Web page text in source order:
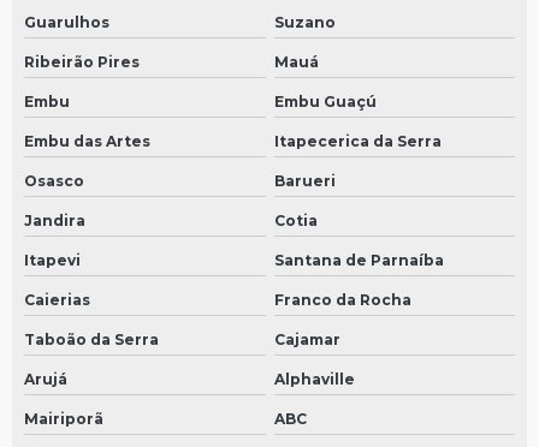
Guarulhos Suzano
Ribeirão Pires Mauá
Embu Embu Guaçú
Embu das Artes Itapecerica da Serra
Osasco Barueri
Jandira Cotia
Itapevi Santana de Parnaíba
Caierias Franco da Rocha
Taboão da Serra Cajamar
Arujá Alphaville
Mairiporã ABC